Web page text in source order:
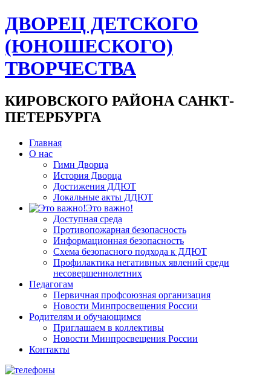
ДВОРЕЦ ДЕТСКОГО
(ЮНОШЕСКОГО)
ТВОРЧЕСТВА
КИРОВСКОГО РАЙОНА САНКТ-
ПЕТЕРБУРГА
Главная
О нас
Гимн Дворца
История Дворца
Достижения ДДЮТ
Локальные акты ДДЮТ
Это важно!
Доступная среда
Противопожарная безопасность
Информационная безопасность
Схема безопасного подхода к ДДЮТ
Профилактика негативных явлений среди
несовершеннолетних
Педагогам
Первичная профсоюзная организация
Новости Минпросвещения России
Родителям и обучающимся
Приглашаем в коллективы
Новости Минпросвещения России
Контакты